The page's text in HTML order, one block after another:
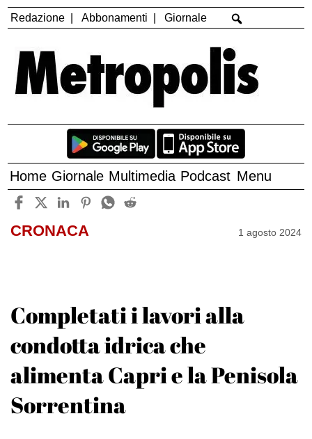
Redazione Abbonamenti Giornale
Home Giornale Multimedia Podcast Menu
CRONACA 1 agosto 2024
Completati i lavori alla
condotta idrica che
alimenta Capri e la Penisola
Sorrentina